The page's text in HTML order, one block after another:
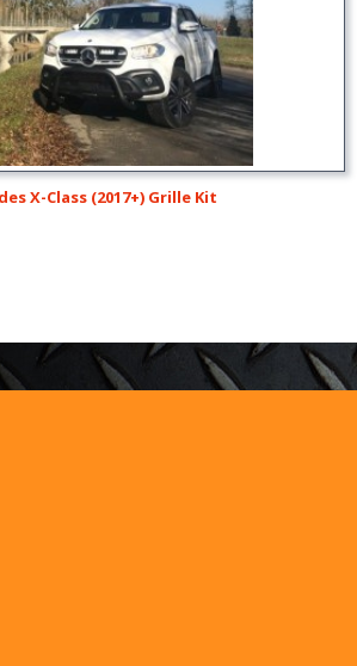
X-Class (2017+) Grille Kit